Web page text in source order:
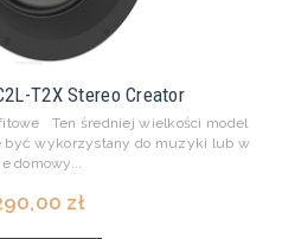
T2X Stereo Creator
Ten średniej wielkości model
być wykorzystany do muzyki lub w
domowy...
zł